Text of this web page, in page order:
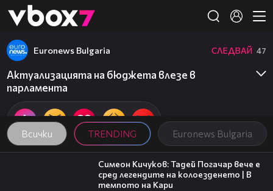
👾
Всички TRENDING Euronews Bulgaria
Euronews Bulgaria СЛЕДВАЙ 47
Актуализацията на бюджета влезе в
парламента
11:23
Симеон Кичуков: Тадей Погачар вече е
сред легендите на колоезденето | В
темпото на Кари